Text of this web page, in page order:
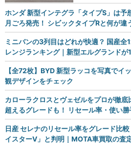
ホンダ 新型インテグラ「タイプS」は
月ごろ発売！ シビックタイプRと何が違
ミニバンの3列目はどれが快適？ 国産全
レンジランキング｜新型エルグランドが
【全72枚】BYD 新型ラッコを写真でイ
観デザインをチェック
カローラクロスとヴェゼルをプロが徹
超えるグレードも！ リセール率・使い
日産 セレナのリセール率をグレード比
イスターV」と判明｜MOTA車買取の査